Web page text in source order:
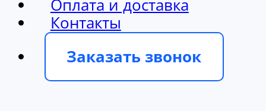
Оплата и доставка
Контакты
Заказать звонок